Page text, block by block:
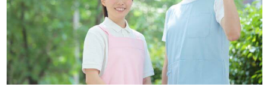
（夜勤5回／月、介護福祉士手当含む） ※この他に保育手当お子様1人につ
き10,000円（規定あり）、ケアマネ資格手当5,000円、残業手当（月平均残
業時間10時間）、年末年始手当、交通費規定内支給 ※定期昇給、昇格によ
る基本給アップあり 【賞与】 入社時等級の場合：基本給×1ヶ月 ※入社3ヶ
月後に昇格審査あり 昇格後：基本給×2ヶ月 ※試用期間3ヶ月（労働条件は本
採用時と変更なし） ３．月給237,000円～ ＜応募資格> 介護職員初任者研修
（ヘルパー2級）以上 ※介護福祉士以外 ＜備考> （夜勤5回／月） ※この
他に保育手当お子様1人につき10,000円（規定あり）、ケアマネ資格手当